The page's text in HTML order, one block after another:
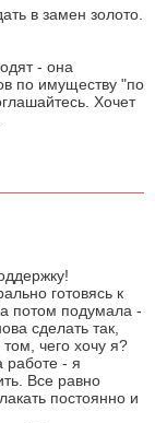
в замен золото.
- она
по имуществу "по
Хочет
готовясь к
потом подумала -
сделать так,
чего хочу я?
работе - я
Все равно
постоянно и